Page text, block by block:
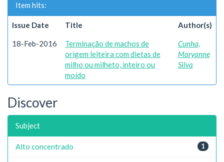
Item hits:
Issue Date Title Author(s)
18-Feb-2016
Terminação de machos de
origem leiteira com dietas de
milho ou milheto, inteiro ou
moído
Cunha,
Maryanne
Silva
Discover
Subject
1
Alto concentrado